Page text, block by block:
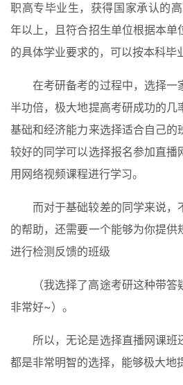
职高专毕业生，获得国家承认的
年以上，且符合招生单位根据本单
的具体学业要求的，可以按本科毕
在考研备考的过程中，选择一
半功倍，极大地提高考研成功的几
基础和经济能力来选择适合自己的
较好的同学可以选择报名参加直播
用网络视频课程进行学习。
而对于基础较差的同学来说，
的帮助，还需要一个能够为你提供
进行检测反馈的班级
（我选择了高途考研这种带
非常好~）。
所以，无论是选择直播网课班
都是非常明智的选择，能够极大地